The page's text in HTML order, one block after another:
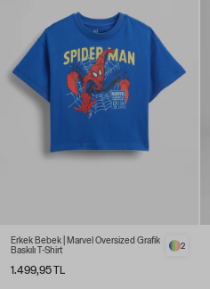
Erkek Bebek | Marvel Oversized Grafik
Baskılı T-Shirt
1.499,95 TL
2